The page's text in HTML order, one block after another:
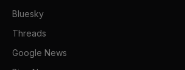
Bluesky
Threads
Google News